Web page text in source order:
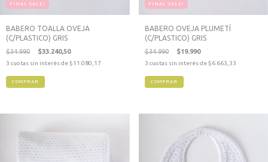
FINAL SALE!
BABERO TOALLA OVEJA
(C/PLASTICO) GRIS
$34.990 $33.240,50
3 cuotas sin interés de$11.080,17
FINAL SALE!
BABERO OVEJA PLUMETÍ
(C/PLASTICO) GRIS
$34.990 $19.990
3 cuotas sin interés de$6.663,33